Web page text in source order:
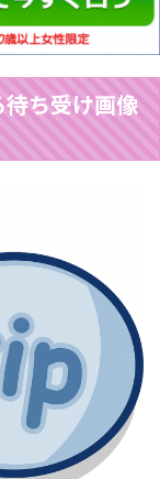
待ち受け画像